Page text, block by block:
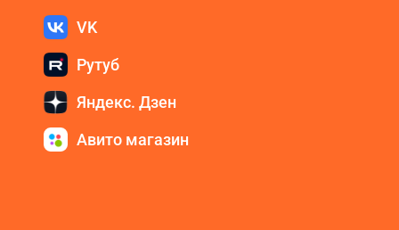
VK
Рутуб
Яндекс. Дзен
Авито магазин